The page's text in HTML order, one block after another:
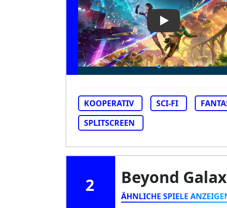
Play Video: Split
KOOPERATIV SCI-FI
SPLITSCREEN
2 Beyond
ÄHNLICHE SPIELE